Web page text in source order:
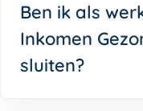
Ben ik als
Inkomen
sluiten?